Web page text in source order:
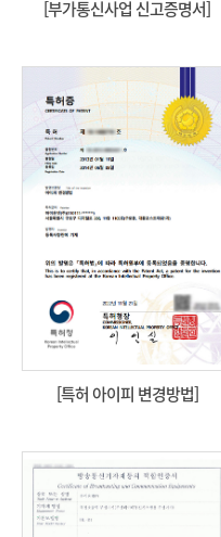
[부가통신사업 신고증명서]
[특허 아이피 변경방법]